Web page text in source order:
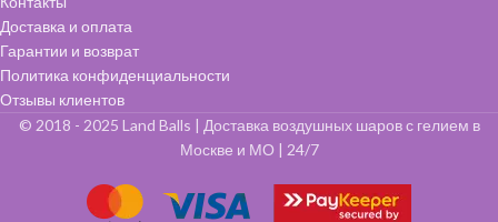
Доставка и оплата
Гарантии и возврат
Политика конфиденциальности
Отзывы клиентов
© 2018 - 2025 Land Balls | Доставка воздушных шаров с гелием в
Москве и МО | 24/7